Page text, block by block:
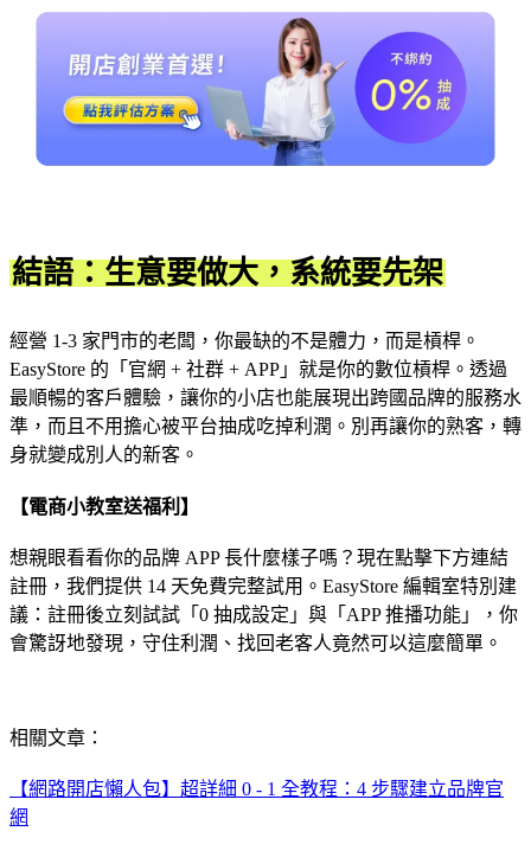
結語：生意要做大，系統要先架
經營 1-3 家門市的老闆，你最缺的不是體力，而是槓桿。
EasyStore 的「官網 + 社群 + APP」就是你的數位槓桿。透過
最順暢的客戶體驗，讓你的小店也能展現出跨國品牌的服務水
準，而且不用擔心被平台抽成吃掉利潤。別再讓你的熟客，轉
身就變成別人的新客。
【電商小教室送福利】
想親眼看看你的品牌 APP 長什麼樣子嗎？現在點擊下方連結
註冊，我們提供 14 天免費完整試用。EasyStore 編輯室特別建
議：註冊後立刻試試「0 抽成設定」與「APP 推播功能」，你
會驚訝地發現，守住利潤、找回老客人竟然可以這麼簡單。
相關文章：
【網路開店懶人包】超詳細 0 - 1 全教程：4 步驟建立品牌官
網